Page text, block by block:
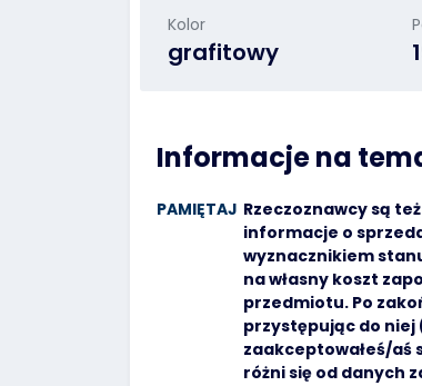
Kolor
grafitowy
Informacje na
PAMIĘTAJ Rzeczoznawcy są
informacje o
wyznacznikiem
na własny koszt
przedmiotu. Po
przystępując do niej
zaakceptowałeś/
różni się od danych